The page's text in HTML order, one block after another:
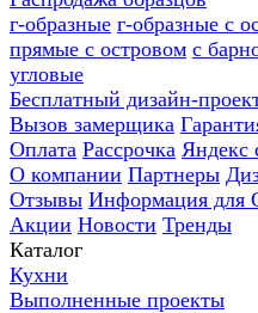
г-образные г-образные с
прямые с островом с
угловые
Бесплатный дизайн-
Вызов замерщика
Оплата Рассрочка Яндекс
О компании Партнеры
Отзывы Информация
Акции Новости Тренды
Каталог
Кухни
Выполненные проекты